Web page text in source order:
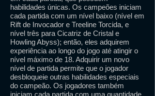
habilidades únicas. Os campeões iniciam
cada partida com um nível baixo (nível em
Rift de Invocador e Treeline Torcida, e
nível três para Cicatriz de Cristal e
Howling Abyss); então, eles adquirem
experiência ao longo do jogo até atingir o
nível máximo de 18. Adquirir um novo
nível de partida permite que o jogador
desbloqueie outras habilidades especiais
do campeão. Os jogadores também
iniciam cada partida com uma quantidade